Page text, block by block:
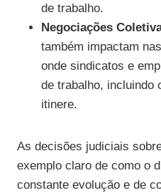
de trabalho.
Negociações
também impactam
onde sindicatos e
de trabalho, incluindo
itinere.
As decisões judiciais
exemplo claro de como o
constante evolução e de